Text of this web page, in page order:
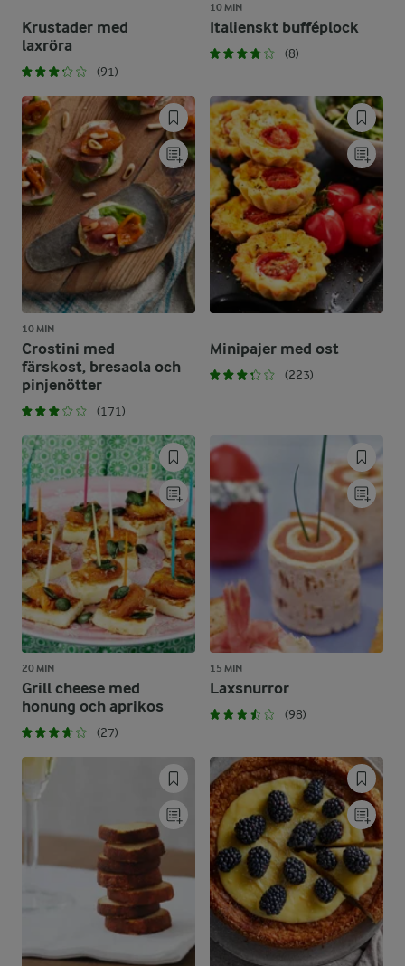
Krustader med
laxröra
(91)
10 MIN
Italienskt bufféplock
(8)
10 MIN
Crostini med
färskost, bresaola och
pinjenötter
(171)
Minipajer med ost
(223)
20 MIN
Grill cheese med
honung och aprikos
(27)
15 MIN
Laxsnurror
(98)